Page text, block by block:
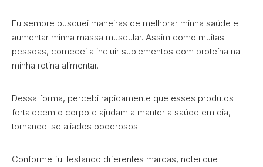
Eu sempre busquei maneiras de melhorar minha saúde e
aumentar minha massa muscular. Assim como muitas
pessoas, comecei a incluir suplementos com proteína na
minha rotina alimentar.
Dessa forma, percebi rapidamente que esses produtos
fortalecem o corpo e ajudam a manter a saúde em dia,
tornando-se aliados poderosos.
Conforme fui testando diferentes marcas, notei que